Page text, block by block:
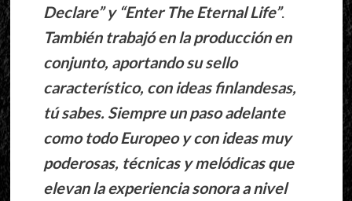
Declare” y “Enter The Eternal Life”.
También trabajó en la producción en
conjunto, aportando su sello
característico, con ideas finlandesas,
tú sabes. Siempre un paso adelante
como todo Europeo y con ideas muy
poderosas, técnicas y melódicas que
elevan la experiencia sonora a nivel